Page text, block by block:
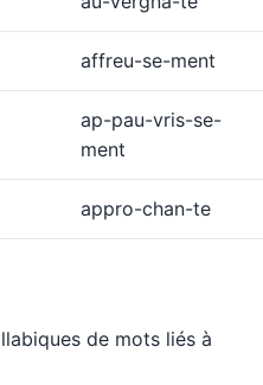
affreu-se-ment
ap-pau-vris-se-
ment
appro-chan-te
de mots liés à